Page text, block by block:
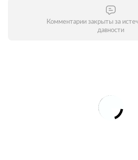
Комментарии закрыты за
давности